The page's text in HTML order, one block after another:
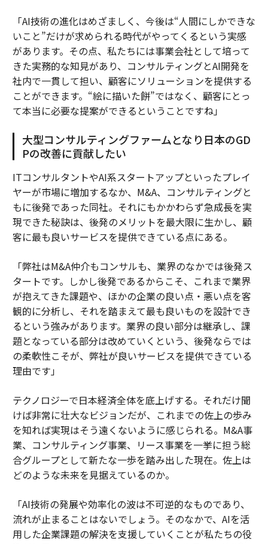
「AI技術の進化はめざましく、今後は“人間にしかできな
いこと”だけが求められる時代がやってくるという実感
があります。その点、私たちには事業会社として培って
きた実務的な知見があり、コンサルティングとAI開発を
社内で一貫して担い、顧客にソリューションを提供する
ことができます。“絵に描いた餅”ではなく、顧客にとっ
て本当に必要な提案ができるということですね」
大型コンサルティングファームとなり日本のGD
Pの改善に貢献したい
ITコンサルタントやAI系スタートアップといったプレイ
ヤーが市場に増加するなか、M&A、コンサルティングと
もに後発であった同社。それにもかかわらず急成長を実
現できた秘訣は、後発のメリットを最大限に生かし、顧
客に最も良いサービスを提供できている点にある。
「弊社はM&A仲介もコンサルも、業界のなかでは後発ス
タートです。しかし後発であるからこそ、これまで業界
が抱えてきた課題や、ほかの企業の良い点・悪い点を客
観的に分析し、それを踏まえて最も良いものを設計でき
るという強みがあります。業界の良い部分は継承し、課
題となっている部分は改めていくという、後発ならでは
の柔軟性こそが、弊社が良いサービスを提供できている
理由です」
テクノロジーで日本経済全体を底上げする。それだけ聞
けば非常に壮大なビジョンだが、これまでの佐上の歩み
を知れば実現はそう遠くないように感じられる。M&A事
業、コンサルティング事業、リース事業を一挙に担う総
合グループとして新たな一歩を踏み出した現在。佐上は
どのような未来を見据えているのか。
「AI技術の発展や効率化の波は不可逆的なものであり、
流れが止まることはないでしょう。そのなかで、AIを活
用した企業課題の解決を支援していくことが私たちの役